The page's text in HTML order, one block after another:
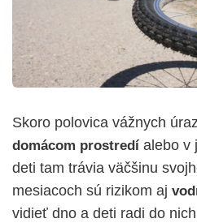
Skoro polovica vážnych
domácom prostredí alebo v
deti tam trávia väčšinu
mesiacoch sú rizikom aj
vidieť dno a deti radi do